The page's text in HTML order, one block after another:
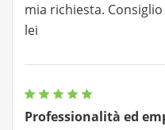
mia richiesta.
lei
Professionalità ed